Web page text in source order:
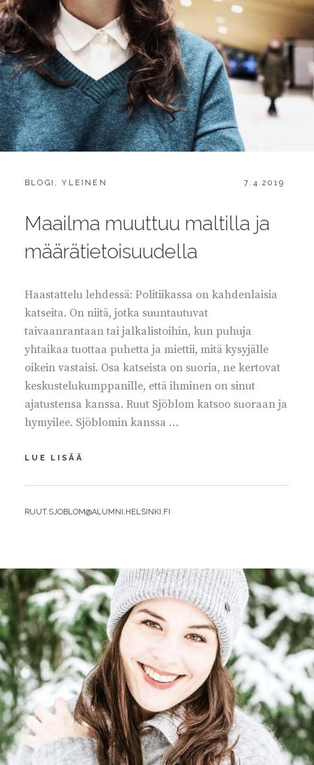
CATEGORIES:
BLOGI ,YLEINEN
POSTED
7.4.2019
Maailma muuttuu maltilla ja
määrätietoisuudella
Haastattelu lehdessä: Politiikassa on kahdenlaisia
katseita. On niitä, jotka suuntautuvat
taivaanrantaan tai jalkalistoihin, kun puhuja
yhtaikaa tuottaa puhetta ja miettii, mitä kysyjälle
oikein vastaisi. Osa katseista on suoria, ne kertovat
keskustelukumppanille, että ihminen on sinut
ajatustensa kanssa. Ruut Sjöblom katsoo suoraan ja
hymyilee. Sjöblomin kanssa …
LUE LISÄÄ
MALTILLA
MÄÄRÄTIETOISUUDELLA
BY
RUUT.SJOBLOM@ALUMNI.HELSINKI.FI